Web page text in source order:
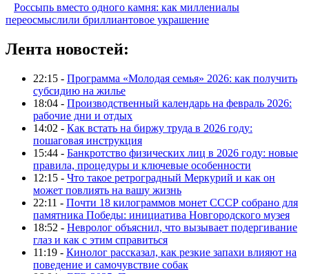
Россыпь вместо одного камня: как миллениалы
переосмыслили бриллиантовое украшение
Лента новостей:
22:15 - Программа «Молодая семья» 2026: как получить
субсидию на жилье
18:04 - Производственный календарь на февраль 2026:
рабочие дни и отдых
14:02 - Как встать на биржу труда в 2026 году:
пошаговая инструкция
15:44 - Банкротство физических лиц в 2026 году: новые
правила, процедуры и ключевые особенности
12:15 - Что такое ретроградный Меркурий и как он
может повлиять на вашу жизнь
22:11 - Почти 18 килограммов монет СССР собрано для
памятника Победы: инициатива Новгородского музея
18:52 - Невролог объяснил, что вызывает подергивание
глаз и как с этим справиться
11:19 - Кинолог рассказал, как резкие запахи влияют на
поведение и самочувствие собак